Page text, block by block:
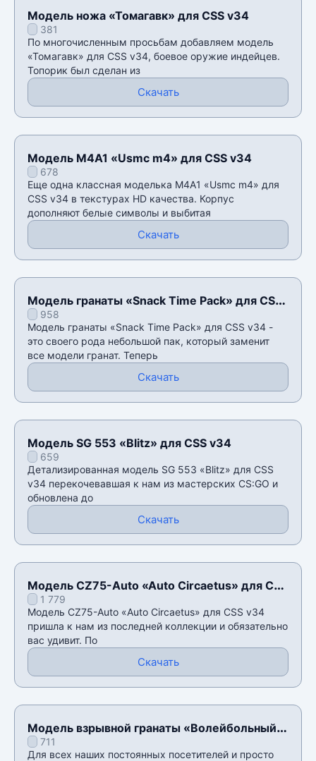
Модель ножа «Томагавк» для CSS v34
381
По многочисленным просьбам добавляем модель
«Томагавк» для CSS v34, боевое оружие индейцев.
Топорик был сделан из
Скачать
Модель M4A1 «Usmc m4» для CSS v34
678
Еще одна классная моделька M4A1 «Usmc m4» для
CSS v34 в текстурах HD качества. Корпус
дополняют белые символы и выбитая
Скачать
Модель гранаты «Snack Time Pack» для CSS
v34958
Модель гранаты «Snack Time Pack» для CSS v34 -
это своего рода небольшой пак, который заменит
все модели гранат. Теперь
Скачать
Модель SG 553 «Blitz» для CSS v34
659
Детализированная модель SG 553 «Blitz» для CSS
v34 перекочевавшая к нам из мастерских CS:GO и
обновлена до
Скачать
Модель CZ75-Auto «Auto Circaetus» для CSS
v341 779
Модель CZ75-Auto «Auto Circaetus» для CSS v34
пришла к нам из последней коллекции и обязательно
вас удивит. По
Скачать
Модель взрывной гранаты «Волейбольный
мяч» для CSS v34
711
Для всех наших постоянных посетителей и просто